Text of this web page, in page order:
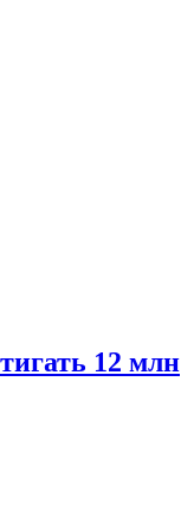
12 млн